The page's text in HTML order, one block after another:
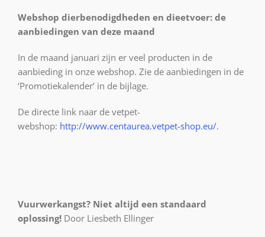
Webshop dierbenodigdheden en dieetvoer: de
aanbiedingen van deze maand
In de maand januari zijn er veel producten in de
aanbieding in onze webshop. Zie de aanbiedingen in de
‘Promotiekalender’ in de bijlage.
De directe link naar de vetpet-
webshop: http://www.centaurea.vetpet-shop.eu/.
Vuurwerkangst? Niet altijd een standaard
oplossing! Door Liesbeth Ellinger